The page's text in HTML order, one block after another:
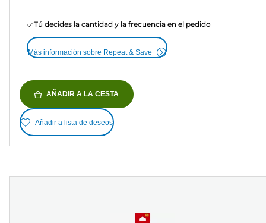
Tú decides la cantidad y la frecuencia en el pedido
Más información sobre Repeat & Save
AÑADIR A LA CESTA
Añadir a lista de deseos